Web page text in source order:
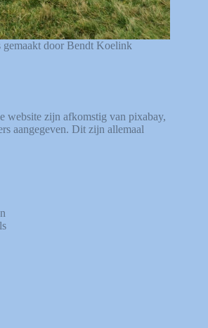
gemaakt door Bendt Koelink
website zijn afkomstig van pixabay,
aangegeven. Dit zijn allemaal